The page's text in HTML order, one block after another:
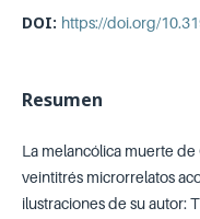
DOI: https://doi.org/
Resumen
La melancólica muerte
veintitrés microrrelatos
ilustraciones de su autor: